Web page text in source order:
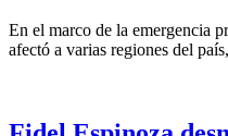
En el marco de la emergencia
afectó a varias regiones del